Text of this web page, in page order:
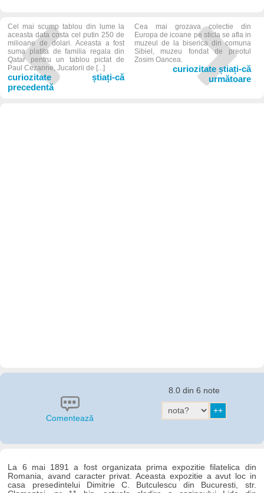
Cel mai scump tablou din lume la
aceasta data costa cel putin 250 de
milioane de dolari. Aceasta a fost
suma platita de familia regala din
Qatar pentru un tablou pictat de
Paul Cezanne, Jucatorii de [...]
curiozitate știați-că
precedentă
Cea mai grozava colectie din
Europa de icoane pe sticla se afla in
muzeul de la biserica din comuna
Sibiel, muzeu fondat de preotul
Zosim Oancea.
curiozitate știați-că
următoare
Comentează
8.0 din 6 note
La 6 mai 1891 a fost organizata prima expozitie filatelica din
Romania, avand caracter privat. Aceasta expozitie a avut loc in
casa presedintelui Dimitrie C. Butculescu din Bucuresti, str.